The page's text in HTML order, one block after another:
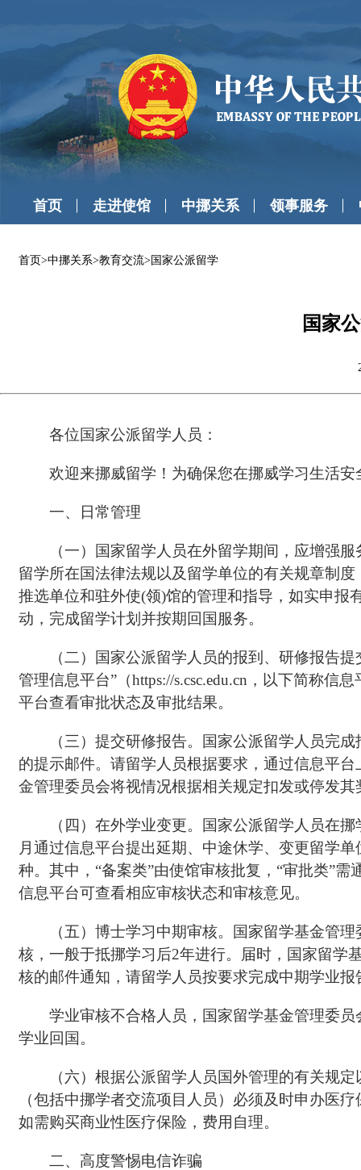
首页 走进使馆 中挪关系 领事服务
首页>中挪关系>教育交流>国家公派留学
国家
各位国家公派留学人员：
欢迎来挪威留学！为确保您在挪威学习生活
一、日常管理
（一）国家留学人员在外留学期间，应增强
留学所在国法律法规以及留学单位的有关规章制
推选单位和驻外使(领)馆的管理和指导，如实申报
动，完成留学计划并按期回国服务。
（二）国家公派留学人员的报到、研修报告
管理信息平台”（https://s.csc.edu.cn，以下简称信
平台查看审批状态及审批结果。
（三）提交研修报告。国家公派留学人员完
的提示邮件。请留学人员根据要求，通过信息平
金管理委员会将视情况根据相关规定扣发或停发其
（四）在外学业变更。国家公派留学人员在
月通过信息平台提出延期、中途休学、变更留学
种。其中，“备案类”由使馆审核批复，“审批类”
信息平台可查看相应审核状态和审核意见。
（五）博士学习中期审核。国家留学基金管
核，一般于抵挪学习后2年进行。届时，国家留学
核的邮件通知，请留学人员按要求完成中期学业
学业审核不合格人员，国家留学基金管理委
学业回国。
（六）根据公派留学人员国外管理的有关规
（包括中挪学者交流项目人员）必须及时申办医
如需购买商业性医疗保险，费用自理。
二、高度警惕电信诈骗